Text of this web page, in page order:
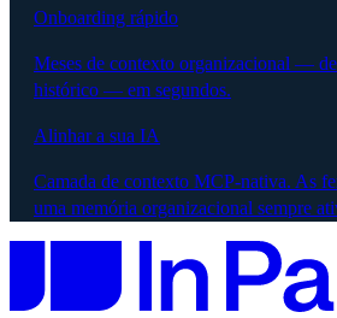
Onboarding rápido
Meses de contexto organizacional —
histórico — em segundos.
Alinhar a sua IA
Camada de contexto MCP-nativa. As
uma memória organizacional sempre